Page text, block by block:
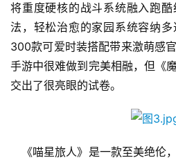
业
界
手
机
将重度硬核的战斗系统融入跑
法，轻松治愈的家园系统容纳
300款可爱时装搭配带来激萌感
手游中很难做到完美相融，但《
交出了很亮眼的试卷。
《喵星旅人》是一款至美绝伦